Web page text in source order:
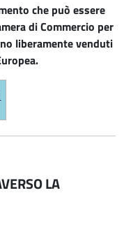
che può essere
di Commercio per
liberamente venduti
LA